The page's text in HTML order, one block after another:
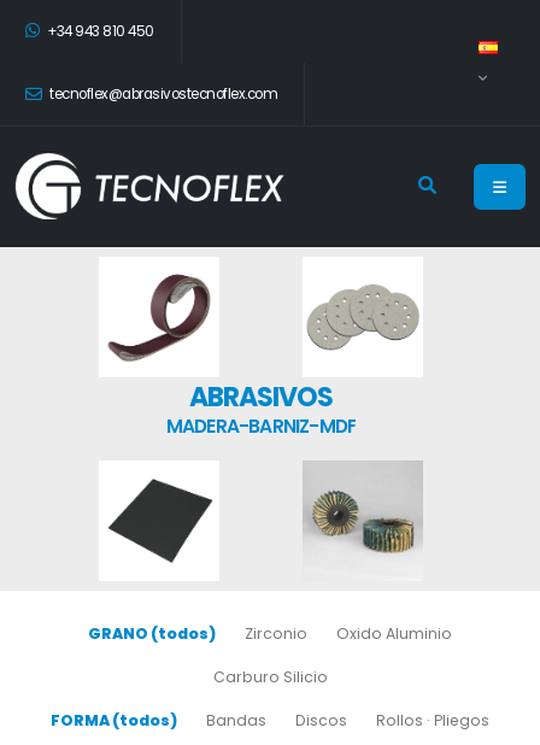
+34 943 810 450
tecnoflex@abrasivostecnoflex.com
ABRASIVOS
MADERA-BARNIZ-MDF
GRANO (todos) Zirconio Oxido Aluminio
Carburo Silicio
FORMA (todos) Bandas Discos Rollos · Pliegos